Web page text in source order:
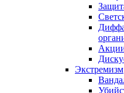
Экстремизм